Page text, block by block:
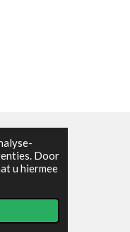
Door
u hiermee